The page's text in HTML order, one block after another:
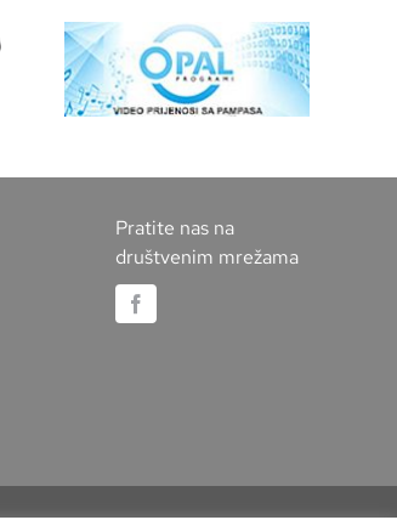
Pratite nas na
društvenim mrežama